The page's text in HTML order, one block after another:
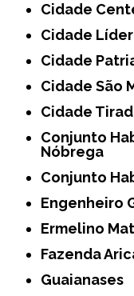
Cidade
Cidade Líder
Cidade
Cidade São
Cidade
Conjunto Habitacional Padre Manoel da
Nóbrega
Conjunto
Engenheiro
Ermelino
Fazenda
Guaianases